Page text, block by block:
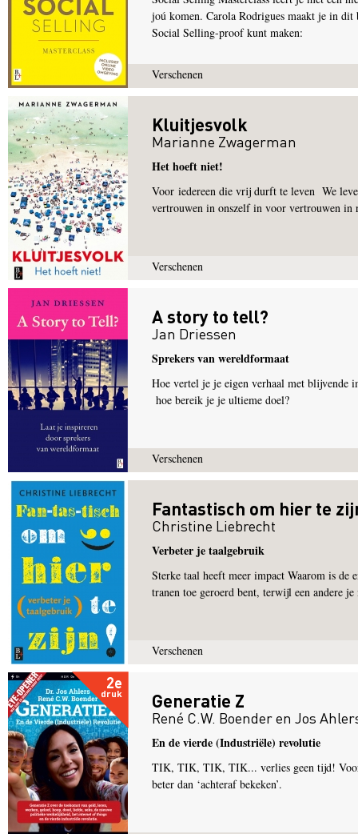
joú komen. Carola Rodrigues maakt je in dit
Social Selling-proof kunt maken:
Verschenen
Kluitjesvolk
Marianne Zwagerman
Het hoeft niet!
Voor iedereen die vrij durft te leven We
vertrouwen in onszelf in voor vertrouwen in
Verschenen
A story to tell?
Jan Driessen
Sprekers van wereldformaat
Hoe vertel je je eigen verhaal met blijvende
hoe bereik je je ultieme doel?
Verschenen
Fantastisch om hier te
Christine Liebrecht
Verbeter je taalgebruik
Sterke taal heeft meer impact Waarom is de
tranen toe geroerd bent, terwijl een andere je
Verschenen
2e
druk Generatie Z
René C.W. Boenderen Jos
En de vierde (Industriële) revolutie
TIK, TIK, TIK, TIK... verlies geen tijd! Voor
beter dan ‘achteraf bekeken’.